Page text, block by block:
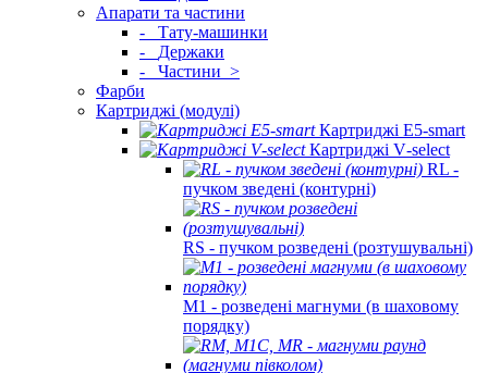
Апарати та частини
-
Тату-машинки
-
Держаки
-
Частини >
Фарби
Картриджі (модулі)
Картриджі E5‑smart
Картриджі V‑select
RL -
пучком зведені (контурні)
RS - пучком розведені (розтушувальні)
M1 - розведені магнуми (в шаховому
порядку)